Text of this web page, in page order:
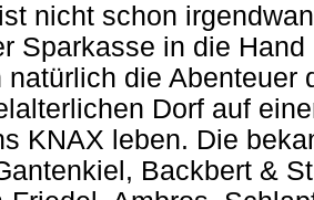
nicht schon
Sparkasse in die
natürlich die Abenteuer
Dorf auf
KNAX leben. Die
Backbert &